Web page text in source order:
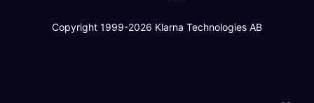
Copyright 1999-2026 Klarna Technologies AB